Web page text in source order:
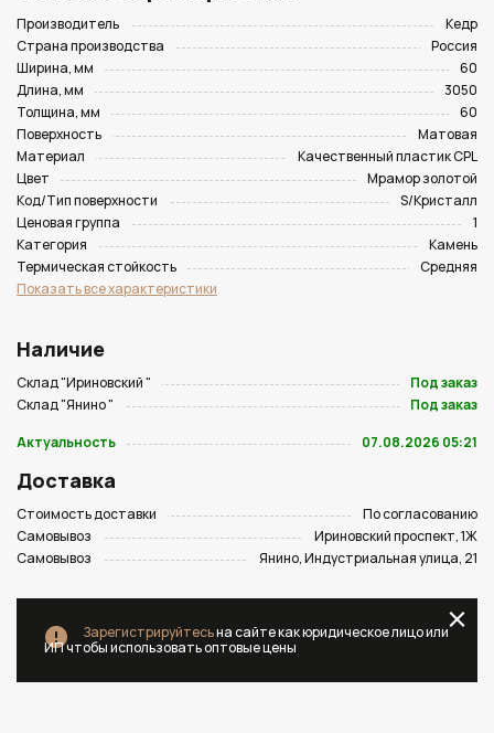
Производитель
Кедр
Страна производства
Россия
Ширина, мм
60
Длина, мм
3050
Толщина, мм
60
Поверхность
Матовая
Материал
Качественный пластик CPL
Цвет
Мрамор золотой
Код/Тип поверхности
S/Кристалл
Ценовая группа
1
Категория
Камень
Термическая стойкость
Средняя
Показать все характеристики
Наличие
Склад "Ириновский "
Под заказ
Склад "Янино "
Под заказ
Актуальность
07.08.2026 05:21
Доставка
Стоимость доставки
По согласованию
Самовывоз
Ириновский проспект, 1Ж
Самовывоз
Янино, Индустриальная улица, 21
Зарегистрируйтесьна сайте как юридическое лицо или
ИП чтобы использовать оптовые цены